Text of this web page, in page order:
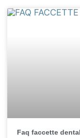
Faq faccette